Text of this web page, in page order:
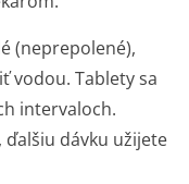
(neprepolené),
vodou. Tablety sa
intervaloch.
ďalšiu dávku užijete